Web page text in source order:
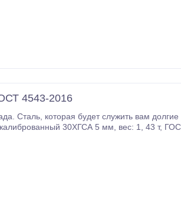
4543-2016
долгие годы.